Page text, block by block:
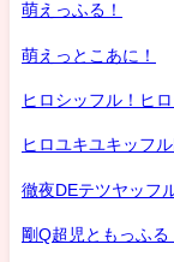
萌えっふる！
萌えっとこあに！
ヒロシッフル！ヒ
ヒロユキユキッフ
徹夜DEテツヤッフ
剛Q超児ともっふる